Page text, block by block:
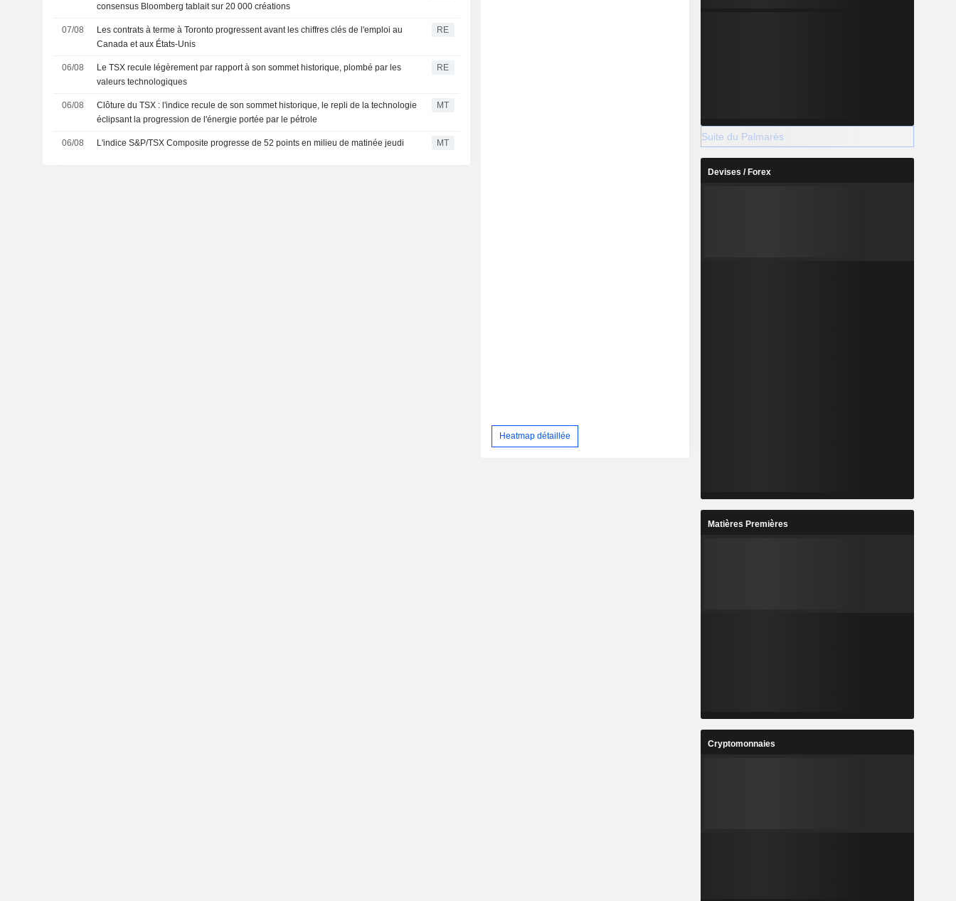
consensus Bloomberg tablait sur 20 000 créations
07/08
Les contrats à terme à Toronto progressent avant les chiffres clés de l'emploi au
Canada et aux États-Unis
RE
06/08
Le TSX recule légèrement par rapport à son sommet historique, plombé par les
valeurs technologiques
RE
06/08
Clôture du TSX : l'indice recule de son sommet historique, le repli de la technologie
éclipsant la progression de l'énergie portée par le pétrole
MT
06/08 L'indice S&P/TSX Composite progresse de 52 points en milieu de matinée jeudi MT
Heatmap détaillée
Suite du Palmarès
Devises / Forex
Matières Premières
Cryptomonnaies